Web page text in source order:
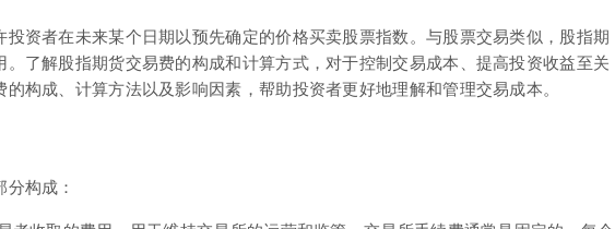
资者在未来某个日期以预先确定的价格买卖股票指数。与股票交易类似，股指期
了解股指期货交易费的构成和计算方式，对于控制交易成本、提高投资收益至关
构成、计算方法以及影响因素，帮助投资者更好地理解和管理交易成本。
构成：